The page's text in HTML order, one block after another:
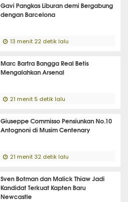
Gavi Pangkas Liburan demi Bergabung
dengan Barcelona
13 menit 22 detik lalu
Marc Bartra Bangga Real Betis
Mengalahkan Arsenal
21 menit 5 detik lalu
Giuseppe Commisso Pensiunkan No.10
Antognoni di Musim Centenary
21 menit 32 detik lalu
Sven Botman dan Malick Thiaw Jadi
Kandidat Terkuat Kapten Baru
Newcastle